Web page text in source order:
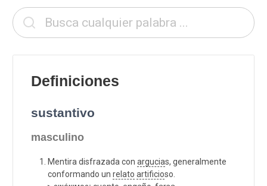
Definiciones
sustantivo
masculino
Mentira disfrazada con argucias, generalmente
conformando un relato artificioso.